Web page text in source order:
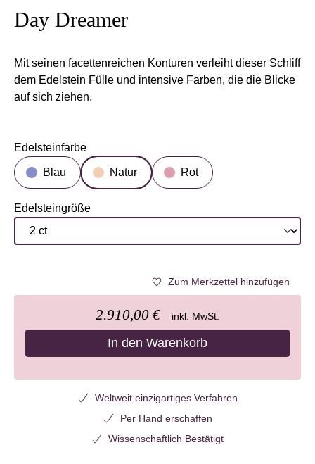
Day Dreamer
Mit seinen facettenreichen Konturen verleiht dieser Schliff
dem Edelstein Fülle und intensive Farben, die die Blicke
auf sich ziehen.
Edelsteinfarbe
auswählen
Blau
Natur Rot
Edelsteingröße
auswählen
Zum Merkzettel hinzufügen
2.910,00 € inkl. MwSt.
In den Warenkorb
Weltweit einzigartiges Verfahren
Per Hand erschaffen
Wissenschaftlich Bestätigt